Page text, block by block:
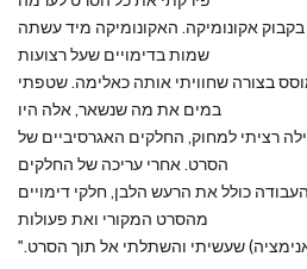
אקונומיקה. האקונומיקה מיד עשתה
שמות בדימויים שעל רצועות
בצורה שחוויתי אותה כאלימה. שטפתי
במים את מה שנשאר, אלה היו
רציתי למחוק, החלקים האגרסיביים של
הסרט. אחרי עריכה של החלקים
כולל את הרעש הלבן, חלקי דימויים
מהסרט המקורי ואת פעולות
שעשיתי והשתלתי אל תוך הסרט